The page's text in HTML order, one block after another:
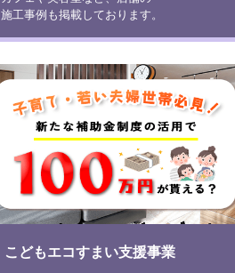
施工事例も掲載しております。
こどもエコすまい支援事業